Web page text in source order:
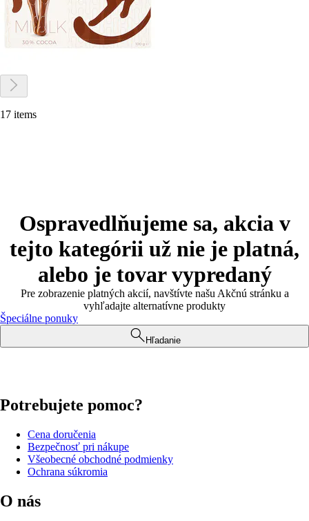
17 items
Ospravedlňujeme sa, akcia v
tejto kategórii už nie je platná,
alebo je tovar vypredaný
Pre zobrazenie platných akcií, navštívte našu Akčnú stránku a
vyhľadajte alternatívne produkty
Špeciálne ponuky
Hľadanie
Potrebujete pomoc?
Cena doručenia
Bezpečnosť pri nákupe
Všeobecné obchodné podmienky
Ochrana súkromia
O nás